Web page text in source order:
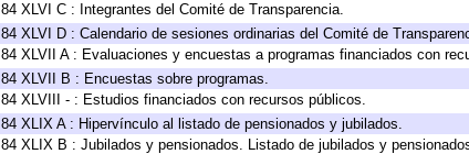
84 XLVI C : Integrantes del Comité de Transparencia.
84 XLVI D : Calendario de sesiones ordinarias del Comité de
84 XLVII A : Evaluaciones y encuestas a programas financiados con
84 XLVII B : Encuestas sobre programas.
84 XLVIII - : Estudios financiados con recursos públicos.
84 XLIX A : Hipervínculo al listado de pensionados y jubilados.
84 XLIX B : Jubilados y pensionados. Listado de jubilados y